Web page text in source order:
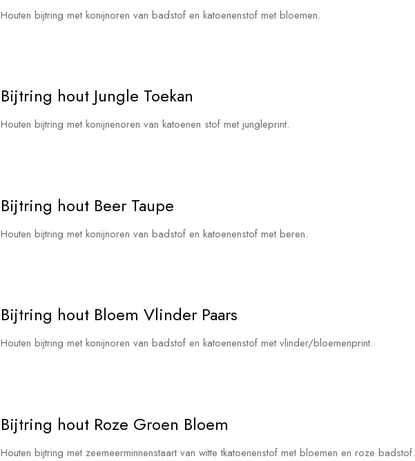
Houten bijtring met konijnoren van badstof en katoenenstof met bloemen.
Bijtring hout Jungle Toekan
Houten bijtring met konijnenoren van katoenen stof met jungleprint.
Bijtring hout Beer Taupe
Houten bijtring met konijnoren van badstof en katoenenstof met beren.
Bijtring hout Bloem Vlinder Paars
Houten bijtring met konijnoren van badstof en katoenenstof met vlinder/bloemenprint.
Bijtring hout Roze Groen Bloem
Houten bijtring met zeemeerminnenstaart van witte tkatoenenstof met bloemen en roze badstof.